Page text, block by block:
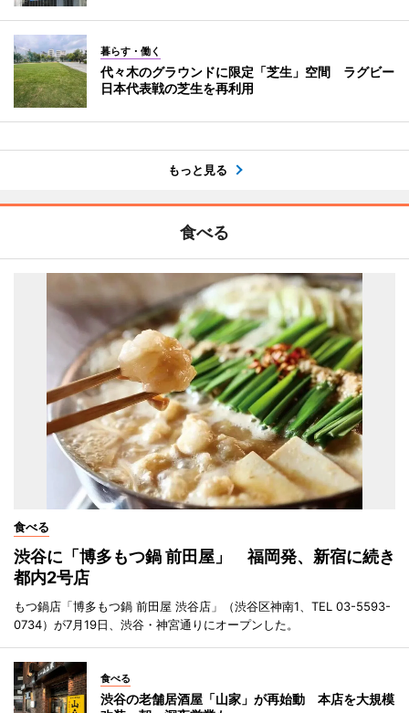
暮らす・働く
代々木のグラウンドに限定「芝生」空間 ラグビー
日本代表戦の芝生を再利用
もっと見る
食べる
食べる
渋谷に「博多もつ鍋 前田屋」 福岡発、新宿に続き
都内2号店
もつ鍋店「博多もつ鍋 前田屋 渋谷店」（渋谷区神南1、TEL 03-5593-
0734）が7月19日、渋谷・神宮通りにオープンした。
食べる
渋谷の老舗居酒屋「山家」が再始動 本店を大規模